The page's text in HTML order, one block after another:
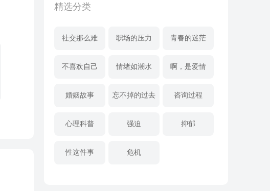
精选分类
社交那么难 职场的压力 青春的迷茫
不喜欢自己 情绪如潮水 啊，是爱情
婚姻故事 忘不掉的过去 咨询过程
心理科普 强迫 抑郁
性这件事 危机